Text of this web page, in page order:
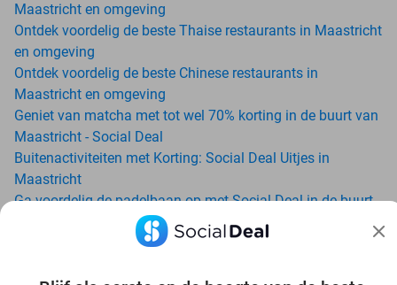
Maastricht en omgeving
Ontdek voordelig de beste Thaise restaurants in Maastricht
en omgeving
Ontdek voordelig de beste Chinese restaurants in
Maastricht en omgeving
Geniet van matcha met tot wel 70% korting in de buurt van
Maastricht - Social Deal
Buitenactiviteiten met Korting: Social Deal Uitjes in
Maastricht
Ga voordelig de padelbaan op met Social Deal in de buurt
Geniet van je vakantie in Maastricht in Nederland met